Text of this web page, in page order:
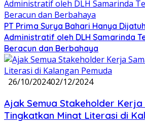
PT Prima Surya Bahari Hanya
Administratif oleh DLH Samarinda
Beracun dan Berbahaya
26/10/202402/12/2024
Ajak Semua Stakeholder Kerja
Tingkatkan Minat Literasi di